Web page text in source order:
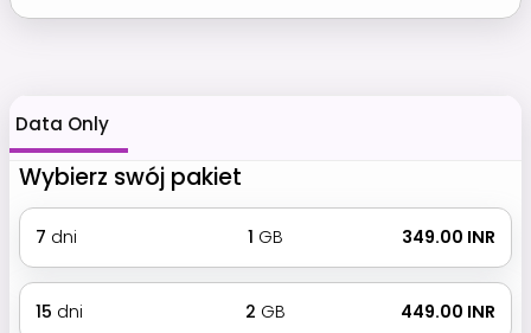
Data Only
Wybierz swój pakiet
7 dni 1 GB ₹ 349.00 INR
15 dni 2 GB ₹ 449.00 INR